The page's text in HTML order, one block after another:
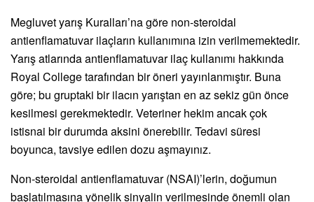
Megluvet yarış Kuralları’na göre non-steroidal
antienflamatuvar ilaçların kullanımına izin verilmemektedir.
Yarış atlarında antienflamatuvar ilaç kullanımı hakkında
Royal College tarafından bir öneri yayınlanmıştır. Buna
göre; bu gruptaki bir ilacın yarıştan en az sekiz gün önce
kesilmesi gerekmektedir. Veteriner hekim ancak çok
istisnai bir durumda aksini önerebilir. Tedavi süresi
boyunca, tavsiye edilen dozu aşmayınız.
Non-steroidal antienflamatuvar (NSAI)’lerin, doğumun
başlatılmasına yönelik sinyalin verilmesinde önemli olan